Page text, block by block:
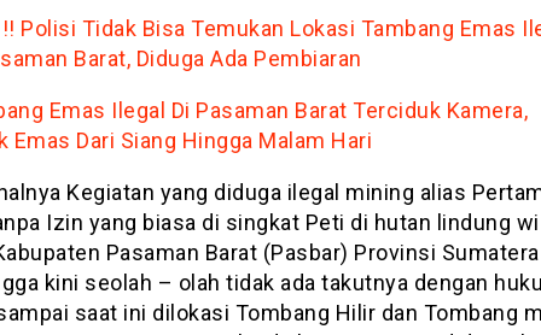
Polisi Tidak Bisa Temukan Lokasi Tambang Emas
Barat, Diduga Ada Pembiaran
Emas Ilegal Di Pasaman Barat Terciduk Kamera,
Emas Dari Siang Hingga Malam Hari
Kegiatan yang diduga ilegal mining alias
Izin yang biasa di singkat Peti di hutan lindung
Pasaman Barat (Pasbar) Provinsi
kini seolah – olah tidak ada takutnya dengan
saat ini dilokasi Tombang Hilir dan Tombang